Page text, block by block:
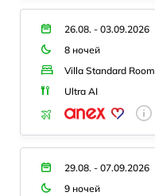
26.08. - 03.09.2026
8 ночей
Villa Standard Room
Ultra AI
29.08. - 07.09.2026
9 ночей